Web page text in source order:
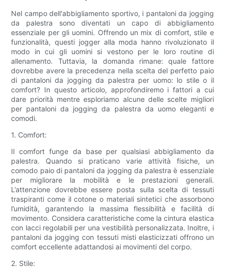
Nel campo dell'abbigliamento sportivo, i pantaloni da jogging
da palestra sono diventati un capo di abbigliamento
essenziale per gli uomini. Offrendo un mix di comfort, stile e
funzionalità, questi jogger alla moda hanno rivoluzionato il
modo in cui gli uomini si vestono per le loro routine di
allenamento. Tuttavia, la domanda rimane: quale fattore
dovrebbe avere la precedenza nella scelta del perfetto paio
di pantaloni da jogging da palestra per uomo: lo stile o il
comfort? In questo articolo, approfondiremo i fattori a cui
dare priorità mentre esploriamo alcune delle scelte migliori
per pantaloni da jogging da palestra da uomo eleganti e
comodi.
1. Comfort:
Il comfort funge da base per qualsiasi abbigliamento da
palestra. Quando si praticano varie attività fisiche, un
comodo paio di pantaloni da jogging da palestra è essenziale
per migliorare la mobilità e le prestazioni generali.
L’attenzione dovrebbe essere posta sulla scelta di tessuti
traspiranti come il cotone o materiali sintetici che assorbono
l’umidità, garantendo la massima flessibilità e facilità di
movimento. Considera caratteristiche come la cintura elastica
con lacci regolabili per una vestibilità personalizzata. Inoltre, i
pantaloni da jogging con tessuti misti elasticizzati offrono un
comfort eccellente adattandosi ai movimenti del corpo.
2. Stile: